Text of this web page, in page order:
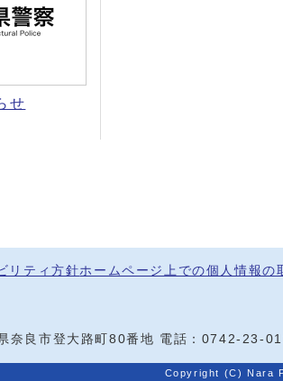
せ
リティ方針ホームページ上での個人情報の
奈良市登大路町80番地 電話： 0742-23-
Copyright (C) Nara